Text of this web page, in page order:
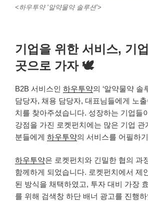
<하우투약 ‘알약물약 솔루션’>
기업을 위한 서비스, 기
곳으로 가자 🕊
B2B 서비스인 하우투약의 ‘알약물약 솔
담당자, 채용 담당자, 대표님들에게 노
치를 찾아주셨습니다. 성장하는 기업들
강점을 가진 로켓펀치에는 많은 기업 관
분들에게 하우투약의 서비스를 어필하
하우투약은 로켓펀치와 긴밀한 협의 과
함께하게 되었습니다. 로켓펀치에서 제
된 방식을 채택하였고, 투자 대비 가장
를 위해 검색창 하단 배너 광고를 진행